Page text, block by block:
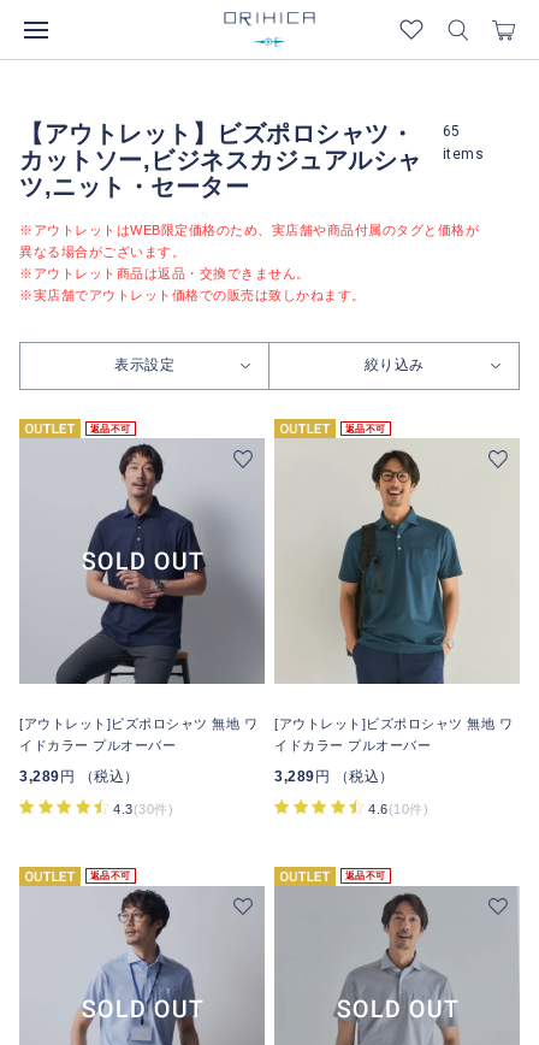
【アウトレット】ビズポロシャツ・
カットソー,ビジネスカジュアルシャ
ツ,ニット・セーター
65
items
※アウトレットはWEB限定価格のため、実店舗や商品付属のタグと価格が
異なる場合がございます。
※アウトレット商品は返品・交換できません。
※実店舗でアウトレット価格での販売は致しかねます。
表示設定 絞り込み
返品不可
[アウトレット]ビズポロシャツ 無地 ワ
イドカラー プルオーバー
3,289円 （税込）
4.3(30件)
返品不可
[アウトレット]ビズポロシャツ 無地 ワ
イドカラー プルオーバー
3,289円 （税込）
4.6(10件)
返品不可 返品不可